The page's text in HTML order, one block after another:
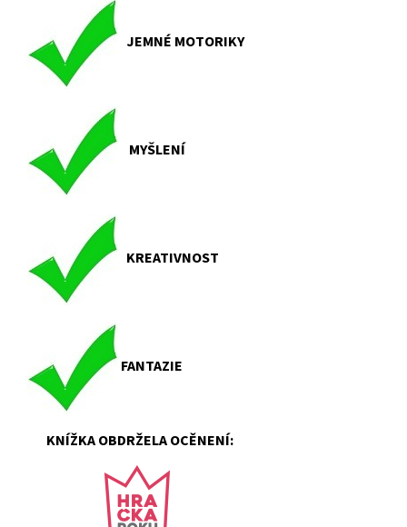
JEMNÉ MOTORIKY
MYŠLENÍ
KREATIVNOST
FANTAZIE
KNÍŽKA OBDRŽELA OCĚNENÍ: